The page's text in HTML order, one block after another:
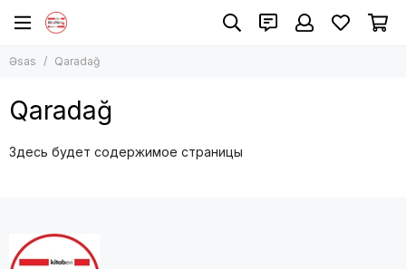
Əsas Qaradağ
Qaradağ
Здесь будет содержимое страницы